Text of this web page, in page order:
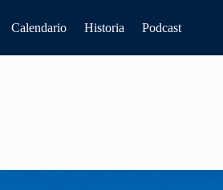
Calendario Historia Podcast